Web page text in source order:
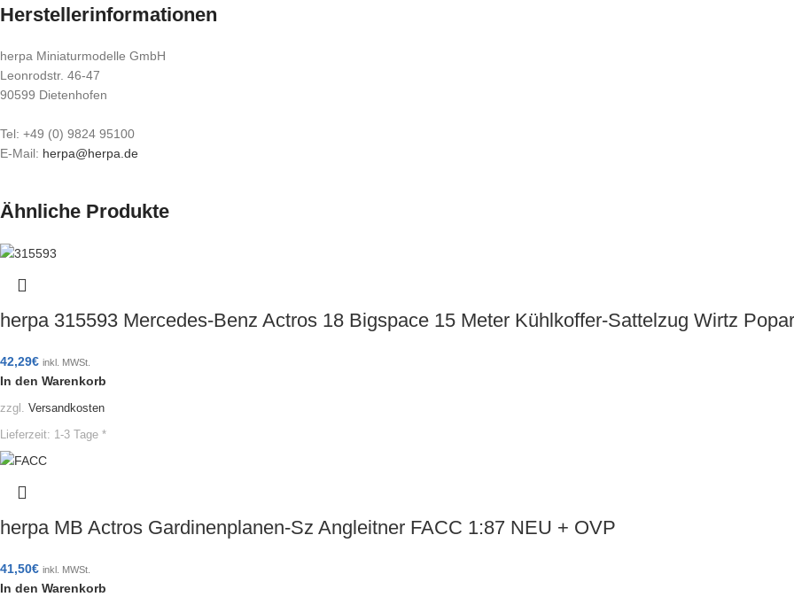
Herstellerinformationen
herpa Miniaturmodelle GmbH
Leonrodstr. 46-47
90599 Dietenhofen
Tel: +49 (0) 9824 95100
E-Mail: herpa@herpa.de
Ähnliche Produkte
herpa 315593 Mercedes-Benz Actros 18 Bigspace 15 Meter Kühlkoffer-Sattelzug Wirtz
42,29€ inkl. MWSt.
In den Warenkorb
zzgl. Versandkosten
Lieferzeit: 1-3 Tage *
herpa MB Actros Gardinenplanen-Sz Angleitner FACC 1:87 NEU + OVP
41,50€ inkl. MWSt.
In den Warenkorb